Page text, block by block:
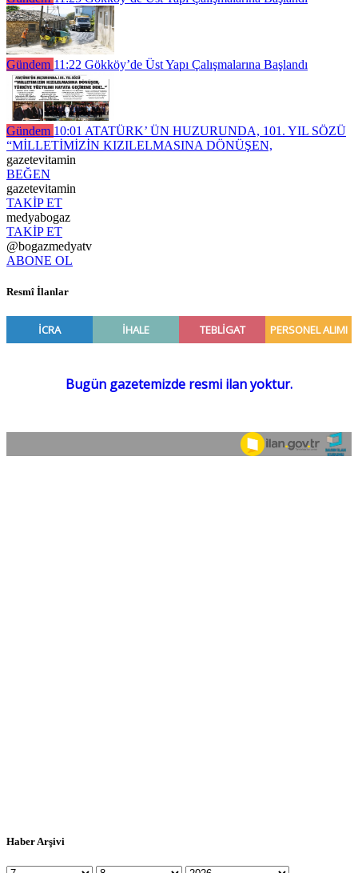
Gündem 11:22 Gökköy’de Üst Yapı Çalışmalarına Başlandı
Gündem 10:01 ATATÜRK’ ÜN HUZURUNDA, 101. YIL SÖZÜ
“MİLLETİMİZİN KIZILELMASINA DÖNÜŞEN,
gazetevitamin
BEĞEN
gazetevitamin
TAKİP ET
medyabogaz
TAKİP ET
@bogazmedyatv
ABONE OL
Resmî İlanlar
Haber Arşivi